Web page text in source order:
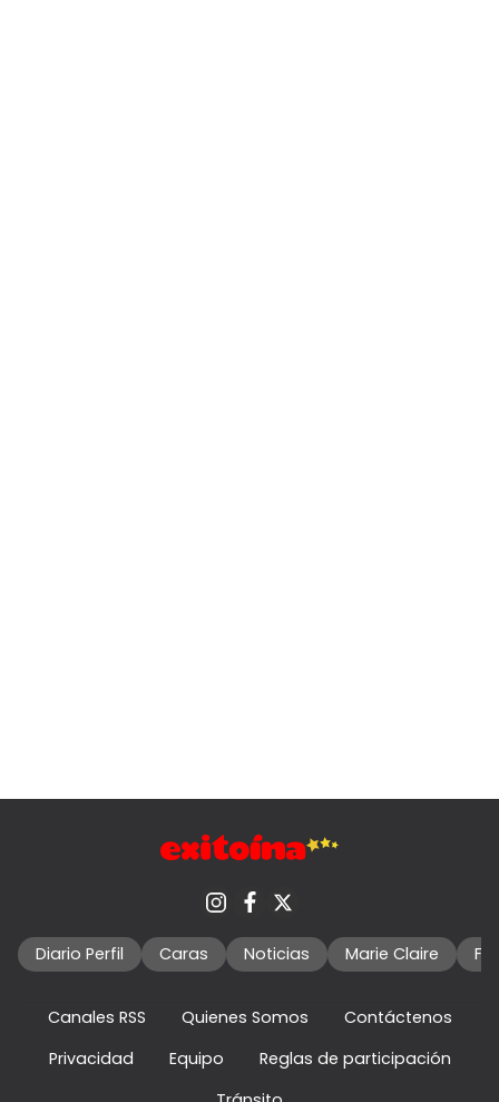
Diario Perfil Caras Noticias Marie Claire
Canales RSS Quienes Somos
Contáctenos
Privacidad
Equipo
Reglas de participación